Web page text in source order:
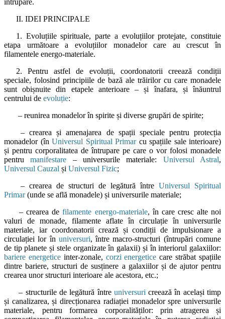
II. IDEI PRINCIPALE
1. Evoluțiile spirituale, parte a evoluțiilor protejate, constituie
etapa următoare a evoluțiilor monadelor care au crescut în
filamentele energo-materiale.
2. Pentru astfel de evoluții, coordonatorii creează condiții
speciale, folosind principiile de bază ale trăirilor cu care monadele
sunt obișnuite din etapele anterioare – și înafara, și înăuntrul
centrului de evoluție:
– reunirea monadelor în spirite și diverse grupări de spirite;
– crearea și amenajarea de spații speciale pentru protecția
monadelor (în Universul Spiritual Primarcu spațiile sale interioare)
și pentru corporalitatea de întrupare pe care o vor folosi monadele
pentrumanifestare – universurile materiale: Universul Astral,
Universul Cauzal și Universul Fizic;
– crearea de structuri de legătură între Universul Spiritual
Primar(unde se află monadele) și universurile materiale;
– crearea defilamente energo-materiale, în care cresc alte noi
valuri de monade, filamente aflate în circulație în universurile
materiale, iar coordonatorii crează și condiții de impulsionare a
circulației lor în universuri, între macro-structuri (întrupări comune
de tip planete și stele organizate în galaxii) și în interiorul galaxiilor:
bariere energeticeinter-zonale, corzi energetice care străbat spațiile
dintre bariere, structuri de susținere a galaxiilor și de ajutor pentru
crearea unor structuri interioare ale acestora, etc.;
– structurile de legătură între universuri creează în același timp
și canalizarea, și direcționarea radiației monadelor spre universurile
materiale, pentru formarea corporalităților: prin atragerea și